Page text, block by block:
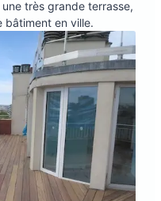
très grande terrasse,
bâtiment en ville.